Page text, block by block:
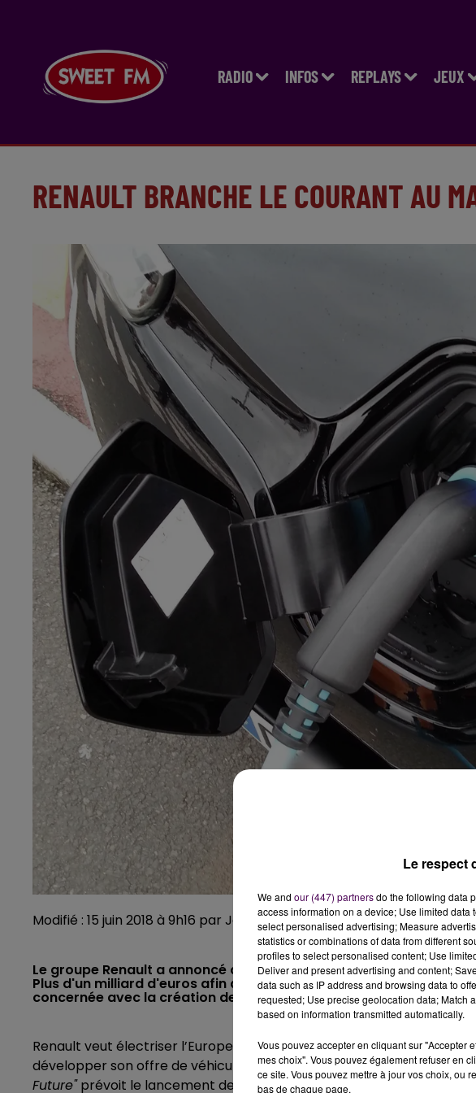
RADIO INFOS REPLAYS JEUX
RENAULT BRANCHE LE COURANT AU
Modifié : 15 juin 2018 à 9h16 par Jonathan Lateur
Le groupe Renault a annoncé ce jeudi 14 juin un nouveau plan
Plus d'un milliard d'euros afin d'accélérer la production de
concernée avec la création de dix nouvelles lignes de production.
Renault veut électriser l’Europe. Le constructeur a annoncé vouloir
développer son offre de véhicules zéro émission sur le vieux
Future"prévoit le lancement de huit modèles 100 % électriques et de
Le respect
We and our (447) partnersdo the following data
access information on a device; Use limited
select personalised advertising; Measure
statistics or combinations of data from different
profiles to select personalised content; Use
Deliver and present advertising and content;
data such as IP address and browsing data to
requested; Use precise geolocation data; Match
based on information transmitted automatically.
Vous pouvez accepter en cliquant sur "Accepter
mes choix". Vous pouvez également refuser en
ce site. Vous pouvez mettre à jour vos choix, ou
bas de chaque page.